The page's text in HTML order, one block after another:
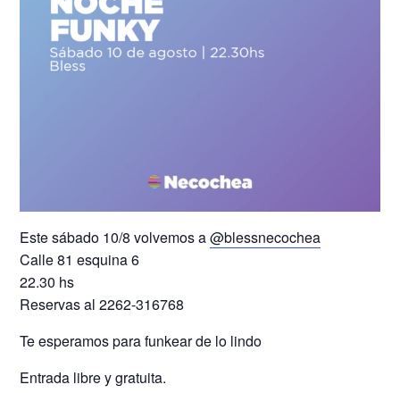
Este sábado 10/8 volvemos a@blessnecochea
Calle 81 esquina 6
22.30 hs
Reservas al 2262-316768
Te esperamos para funkear de lo lindo
Entrada libre y gratuita.